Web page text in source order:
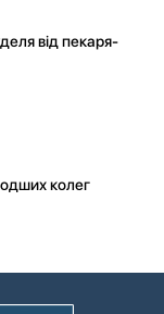
від пекаря-
колег